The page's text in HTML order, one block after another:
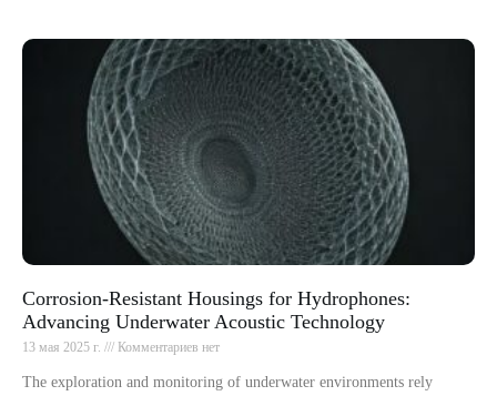
Corrosion-Resistant Housings for Hydrophones:
Advancing Underwater Acoustic Technology
13 мая 2025 г. Комментариев нет
The exploration and monitoring of underwater environments rely